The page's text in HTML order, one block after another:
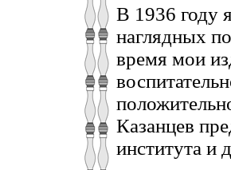
В 1936 году
наглядных
время мои
Казанцев
института и